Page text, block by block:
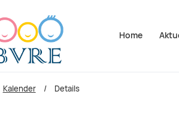
Home
Kalender Details